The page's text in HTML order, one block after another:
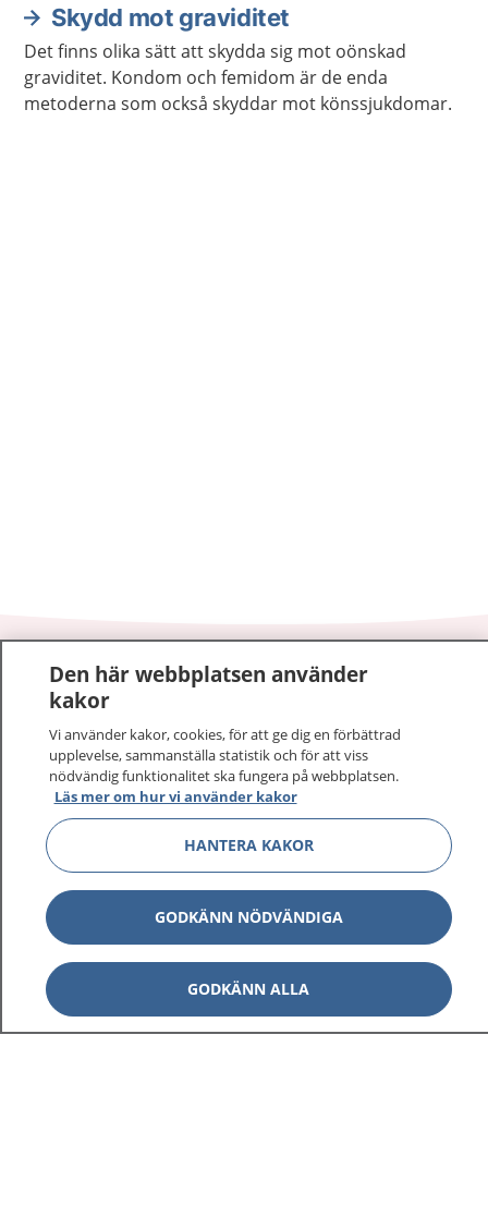
Skydd mot graviditet
Det finns olika sätt att skydda sig mot oönskad
graviditet. Kondom och femidom är de enda
metoderna som också skyddar mot könssjukdomar.
1177–tryggt om din hälsa och vård
På 1177.se får du råd om hälsa och information om
sjukdomar och vilka mottagningar du kan kontakta.
Logga in för att läsa din journal och göra dina
vårdärenden. Ring telefonnummer 1177 för
sjukvårdsrådgivning dygnet runt.
1177 ger dig råd när du vill må bättre.
1177 på flera språk Visa
Den här webbplatsen använder
kakor
Vi använder kakor, cookies, för att ge dig en förbättrad
upplevelse, sammanställa statistik och för att viss
nödvändig funktionalitet ska fungera på webbplatsen.
Läs mer om hur vi använder kakor
HANTERA KAKOR
GODKÄNN NÖDVÄNDIGA
GODKÄNN ALLA